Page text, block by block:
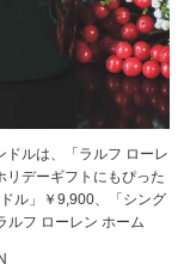
ドルは、「ラルフ ローレ
リデーギフトにもぴった
ル」￥9,900、「シング
ルフ ローレン ホーム